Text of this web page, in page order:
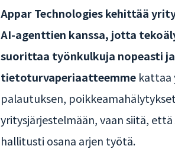
Appar Technologies kehittää
AI-agenttien kanssa, jotta
suorittaa työnkulkuja nopeasti
tietoturvaperiaatteemme kattaa
palautuksen,
yritysjärjestelmään, vaan siitä, että
hallitusti osana arjen työtä.